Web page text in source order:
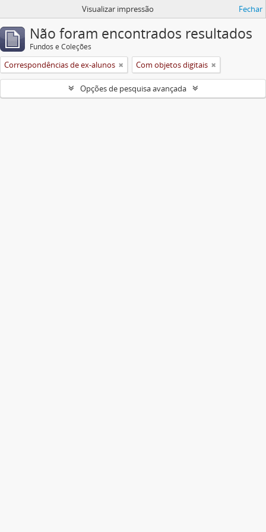
Visualizar impressão Fechar
Não foram encontrados resultados
Fundos e Coleções
Correspondências de ex-alunos Com objetos digitais
Opções de pesquisa avançada